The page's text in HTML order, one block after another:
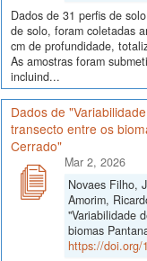
Dados de 31 perfis de
de solo, foram coletadas
cm de profundidade,
As amostras foram
incluind...
Dados de
transecto entre os
Cerrado"
Mar 2, 2026
Novaes Filho,
Amorim,
"Variabilidade
biomas
https://doi.org/